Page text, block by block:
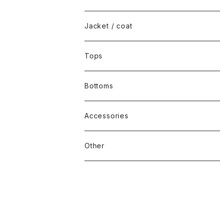
Jacket / coat
Tops
Bottoms
Accessories
Other